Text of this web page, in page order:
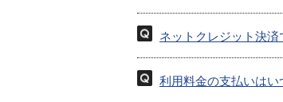
ネットクレジット決済
利用料金の支払いはい